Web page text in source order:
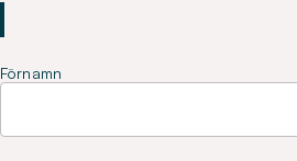
Förnamn